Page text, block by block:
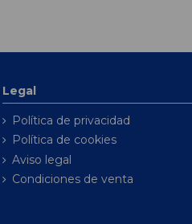
Legal
Política de privacidad
Política de cookies
Aviso legal
Condiciones de venta